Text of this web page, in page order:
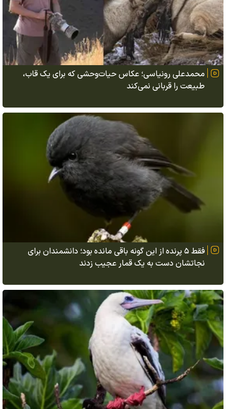
محمدعلی رونیاسی؛ عکاس حیات‌وحشی که برای یک قاب،
طبیعت را قربانی نمی‌کند
فقط ۵ پرنده از این گونه باقی مانده بود؛ دانشمندان برای
نجاتشان دست به یک قمار عجیب زدند